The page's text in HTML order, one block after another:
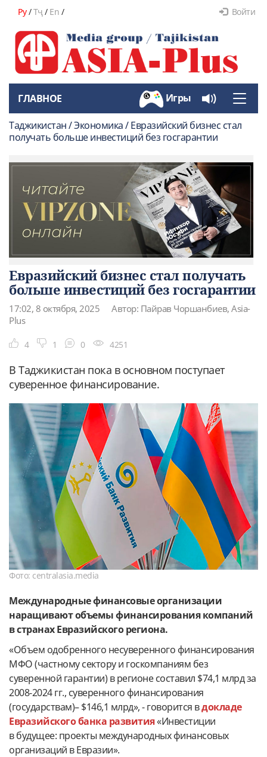
Ру/Тҷ/ En / Войти
Toggle
ГЛАВНОЕ Игры
Таджикистан / Экономика / Евразийский бизнес стал
получать больше инвестиций без госгарантии
Евразийский бизнес стал получать
больше инвестиций без госгарантии
17:02, 8 октября, 2025
Автор: Пайрав Чоршанбиев, Asia-
Plus
4 1 0 4251
В Таджикистан пока в основном поступает
суверенное финансирование.
Фото: centralasia.media
Международные финансовые организации
наращивают объемы финансирования компаний
в странах Евразийского региона.
«Объем одобренного несуверенного финансирования
МФО (частному сектору и госкомпаниям без
суверенной гарантии) в регионе составил $74,1 млрд за
2008-2024 гг., суверенного финансирования
(государствам)– $146,1 млрд», - говорится вдокладе
Евразийского банка развития«Инвестиции
в будущее: проекты международных финансовых
организаций в Евразии».